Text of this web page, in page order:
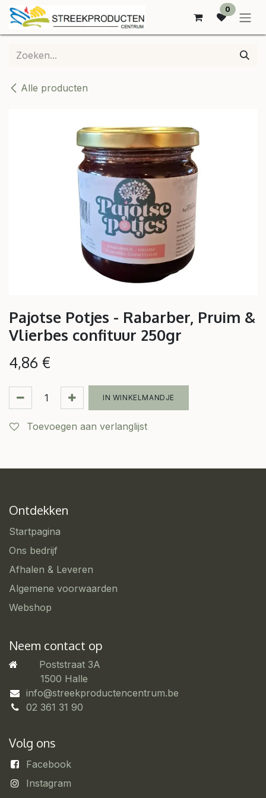
OVERSLAAN NAAR INHOUD
0
Alle producten
Pajotse Potjes - Rabarber, Pruim &
Vlierbes confituur 250gr
4,86 €
IN WINKELMANDJE
Toevoegen aan verlanglijst
Ontdekken
Startpagina
Ons bedrijf
Afhalen & Leveren
Algemene voorwaarden
Webshop
Neem contact op
Poststraat 3A
​1500 Halle
info@streekproductencentrum.be
02 361 31 90
Volg ons
Facebook
Instagram